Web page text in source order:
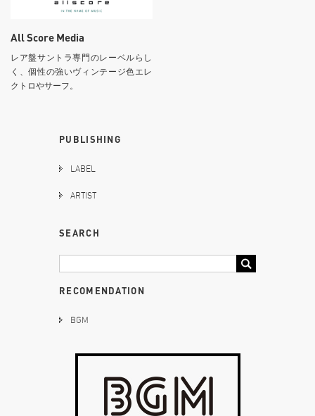
All Score Media
レア盤サントラ専門のレーベルらし
く、個性の強いヴィンテージ色エレ
クトロやサーフ。
PUBLISHING
LABEL
ARTIST
SEARCH
RECOMENDATION
BGM